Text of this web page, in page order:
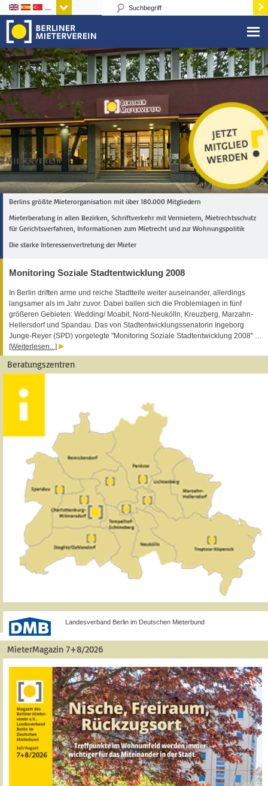
Sprachen
Berlins größte Mieterorganisation mit über 180.000 Mitgliedern
Mieterberatung in allen Bezirken, Schriftverkehr mit Vermietern, Mietrechtsschutz
für Gerichtsverfahren, Informationen zum Mietrecht und zur Wohnungspolitik
Die starke Interessenvertretung der Mieter
Monitoring Soziale Stadtentwicklung 2008
In Berlin driften arme und reiche Stadtteile weiter auseinander, allerdings
langsamer als im Jahr zuvor. Dabei ballen sich die Problemlagen in fünf
größeren Gebieten: Wedding/ Moabit, Nord-Neukölln, Kreuzberg, Marzahn-
Hellersdorf und Spandau. Das von Stadtentwicklungssenatorin Ingeborg
Junge-Reyer (SPD) vorgelegte "Monitoring Soziale Stadtentwicklung 2008" …
[Weiterlesen...]
Beratungszentren
Landesverband Berlin im Deutschen Mieterbund
MieterMagazin 7+8/2026